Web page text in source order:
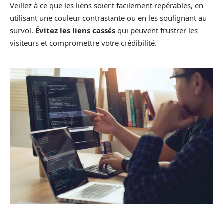
Veillez à ce que les liens soient facilement repérables, en
utilisant une couleur contrastante ou en les soulignant au
survol. Évitez les liens cassés qui peuvent frustrer les
visiteurs et compromettre votre crédibilité.